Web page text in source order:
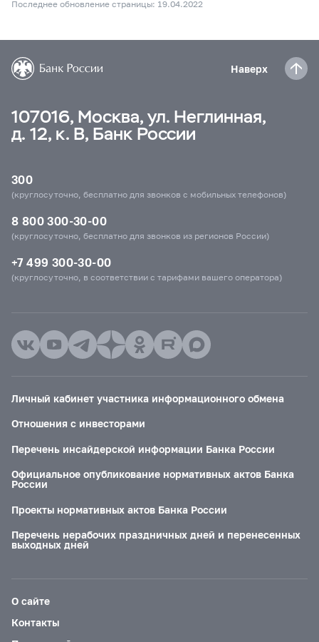
Последнее обновление страницы: 19.04.2022
Наверх
107016, Москва, ул. Неглинная,
д. 12, к. В, Банк России
300
(круглосуточно, бесплатно для звонков с мобильных телефонов)
8 800 300-30-00
(круглосуточно, бесплатно для звонков из регионов России)
+7 499 300-30-00
(круглосуточно, в соответствии с тарифами вашего оператора)
Личный кабинет участника информационного обмена
Отношения с инвесторами
Перечень инсайдерской информации Банка России
Официальное опубликование нормативных актов Банка
России
Проекты нормативных актов Банка России
Перечень нерабочих праздничных дней и перенесенных
выходных дней
О сайте
Контакты